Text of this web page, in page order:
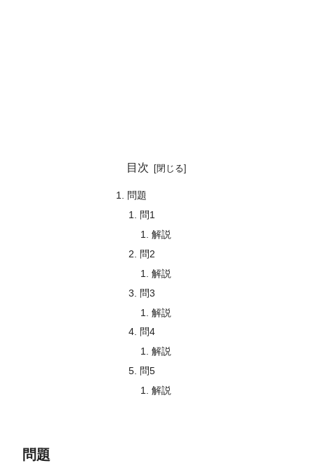
目次
問題
問1
解説
問2
解説
問3
解説
問4
解説
問5
解説
問題